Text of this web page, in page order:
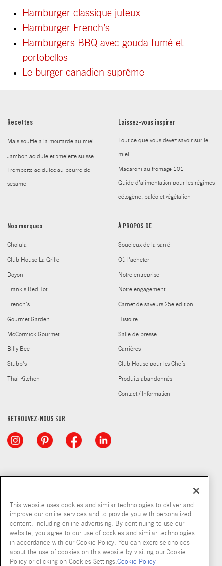
Hamburger classique juteux
Hamburger French’s
Hamburgers BBQ avec gouda fumé et
portobellos
Le burger canadien suprême
Recettes
Mais souffle a la moutarde au miel
Jambon acidule et omelette suisse
Trempette acidulee au beurre de
sesame
Laissez-vous inspirer
Tout ce que vous devez savoir sur le
miel
Macaroni au fromage 101
Guide d’alimentation pour les régimes
cétogène, paléo et végétalien
Nos marques
Cholula
Club House La Grille
Doyon
Frank's RedHot
French's
Gourmet Garden
McCormick Gourmet
Billy Bee
Stubb's
Thai Kitchen
À PROPOS DE
Soucieux de la santé
Où l'acheter
Notre entreprise
Notre engagement
Carnet de saveurs 25e edition
Histoire
Salle de presse
Carrières
Club House pour les Chefs
Produits abandonnés
Contact / Information
RETROUVEZ-NOUS SUR
© McCormick & Company, Inc. 2026
This website uses cookies and similar technologies to deliver and
improve our online services and to provide you with personalized
content, including online advertising. By continuing to use our
website, you agree to our use of cookies and similar technologies
in accordance with our Cookie Policy. You can exercise choices
about the use of cookies on this website by visiting our Cookie
Policy or clicking on Cookies Settings.Cookie Policy